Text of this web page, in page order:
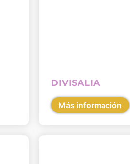
DIVISALIA
Más información